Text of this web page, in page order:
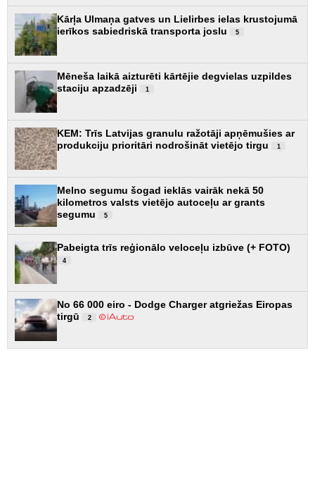
Kārļa Ulmaņa gatves un Lielirbes ielas krustojumā
ierīkos sabiedriskā transporta joslu
5
Mēneša laikā aizturēti kārtējie degvielas uzpildes
staciju apzadzēji
1
KEM: Trīs Latvijas granulu ražotāji apņēmušies ar
produkciju prioritāri nodrošināt vietējo tirgu
1
Melno segumu šogad ieklās vairāk nekā 50
kilometros valsts vietējo autoceļu ar grants
segumu
5
Pabeigta trīs reģionālo veloceļu izbūve (+ FOTO)
4
No 66 000 eiro - Dodge Charger atgriežas Eiropas
tirgū
2